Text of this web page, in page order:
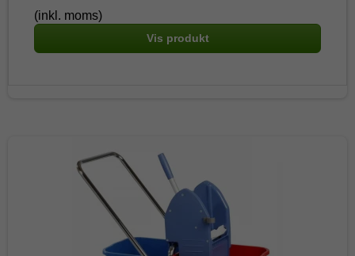
(inkl. moms)
Vis produkt